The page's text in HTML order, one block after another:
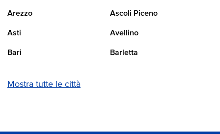
Arezzo Ascoli Piceno
Asti Avellino
Bari Barletta
Mostra tutte le città